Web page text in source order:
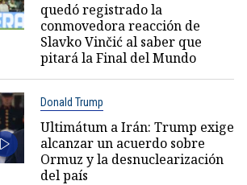
quedó registrado la
conmovedora reacción de
Slavko Vinčić al saber que
pitará la Final del Mundo
Donald Trump
Ultimátum a Irán: Trump exige
alcanzar un acuerdo sobre
Ormuz y la desnuclearización
del país